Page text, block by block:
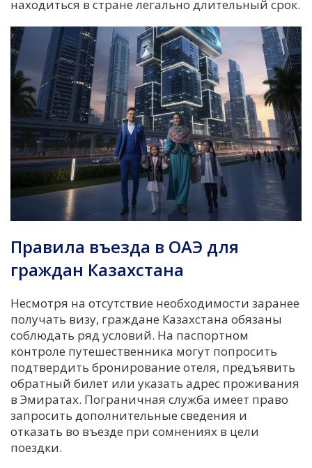
находиться в стране легально длительный срок.
Правила въезда в ОАЭ для
граждан Казахстана
Несмотря на отсутствие необходимости заранее
получать визу, граждане Казахстана обязаны
соблюдать ряд условий. На паспортном
контроле путешественника могут попросить
подтвердить бронирование отеля, предъявить
обратный билет или указать адрес проживания
в Эмиратах. Пограничная служба имеет право
запросить дополнительные сведения и
отказать во въезде при сомнениях в цели
поездки.